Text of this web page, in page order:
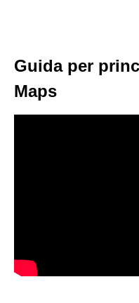
Guida per
Maps